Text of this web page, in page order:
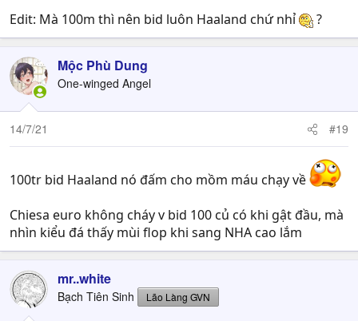
Edit: Mà 100m thì nên bid luôn Haaland chứ nhỉ
?
Mộc Phù Dung
One-winged Angel
14/7/21 #19
100tr bid Haaland nó đấm cho mồm máu chạy về
Chiesa euro không cháy v bid 100 củ có khi gật đầu, mà
nhìn kiểu đá thấy mùi flop khi sang NHA cao lắm
mr..white
Bạch Tiên Sinh Lão Làng GVN